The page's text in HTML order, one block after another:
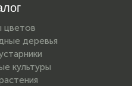
цветов
деревья
культуры